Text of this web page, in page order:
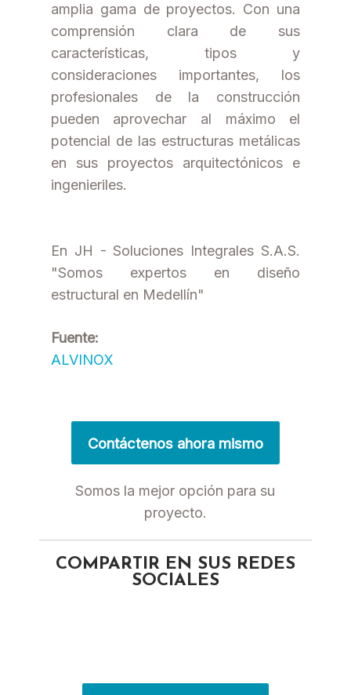
amplia gama de proyectos. Con una
comprensión clara de sus
características, tipos y
consideraciones importantes, los
profesionales de la construcción
pueden aprovechar al máximo el
potencial de las estructuras metálicas
en sus proyectos arquitectónicos e
ingenieriles.
En JH - Soluciones Integrales S.A.S.
"Somos expertos en diseño
estructural en Medellín"
Fuente:
ALVINOX
Contáctenos ahora mismo
Somos la mejor opción para su
proyecto.
COMPARTIR EN SUS REDES
SOCIALES